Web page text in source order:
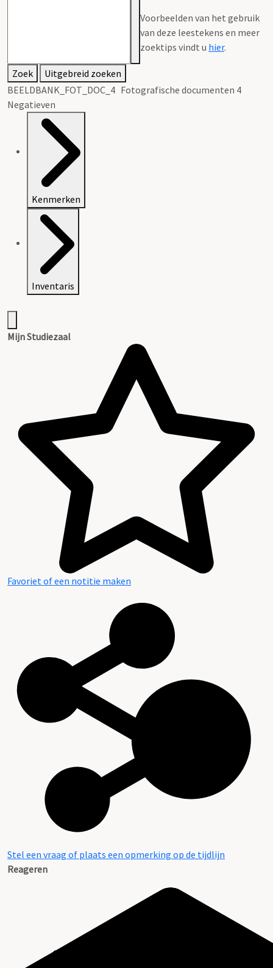
Voorbeelden van het gebruik
van deze leestekens en meer
zoektips vindt u hier.
Zoek
Uitgebreid zoeken
BEELDBANK_FOT_DOC_4 Fotografische documenten 4
Negatieven
Kenmerken
Inventaris
Mijn Studiezaal
Favoriet of een notitie maken
Stel een vraag of plaats een opmerking op de tijdlijn
Reageren